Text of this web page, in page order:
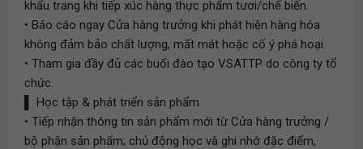
khẩu trang khi tiếp xúc hàng thực phẩm tươi/chế biến.
• Báo cáo ngay Cửa hàng trưởng khi phát hiện hàng hóa
không đảm bảo chất lượng, mất mát hoặc cố ý phá hoại.
• Tham gia đầy đủ các buổi đào tạo VSATTP do công ty tổ
chức.
▌ Học tập & phát triển sản phẩm
• Tiếp nhận thông tin sản phẩm mới từ Cửa hàng trưởng /
bộ phận sản phẩm; chủ động học và ghi nhớ đặc điểm,